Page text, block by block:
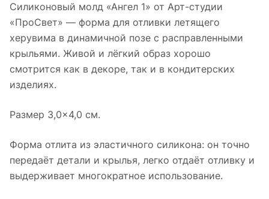
Силиконовый молд «Ангел 1» от Арт-студии
«ПроСвет» — форма для отливки летящего
херувима в динамичной позе с расправленными
крыльями. Живой и лёгкий образ хорошо
смотрится как в декоре, так и в кондитерских
изделиях.
Размер 3,0×4,0 см.
Форма отлита из эластичного силикона: он точно
передаёт детали и крылья, легко отдаёт отливку и
выдерживает многократное использование.